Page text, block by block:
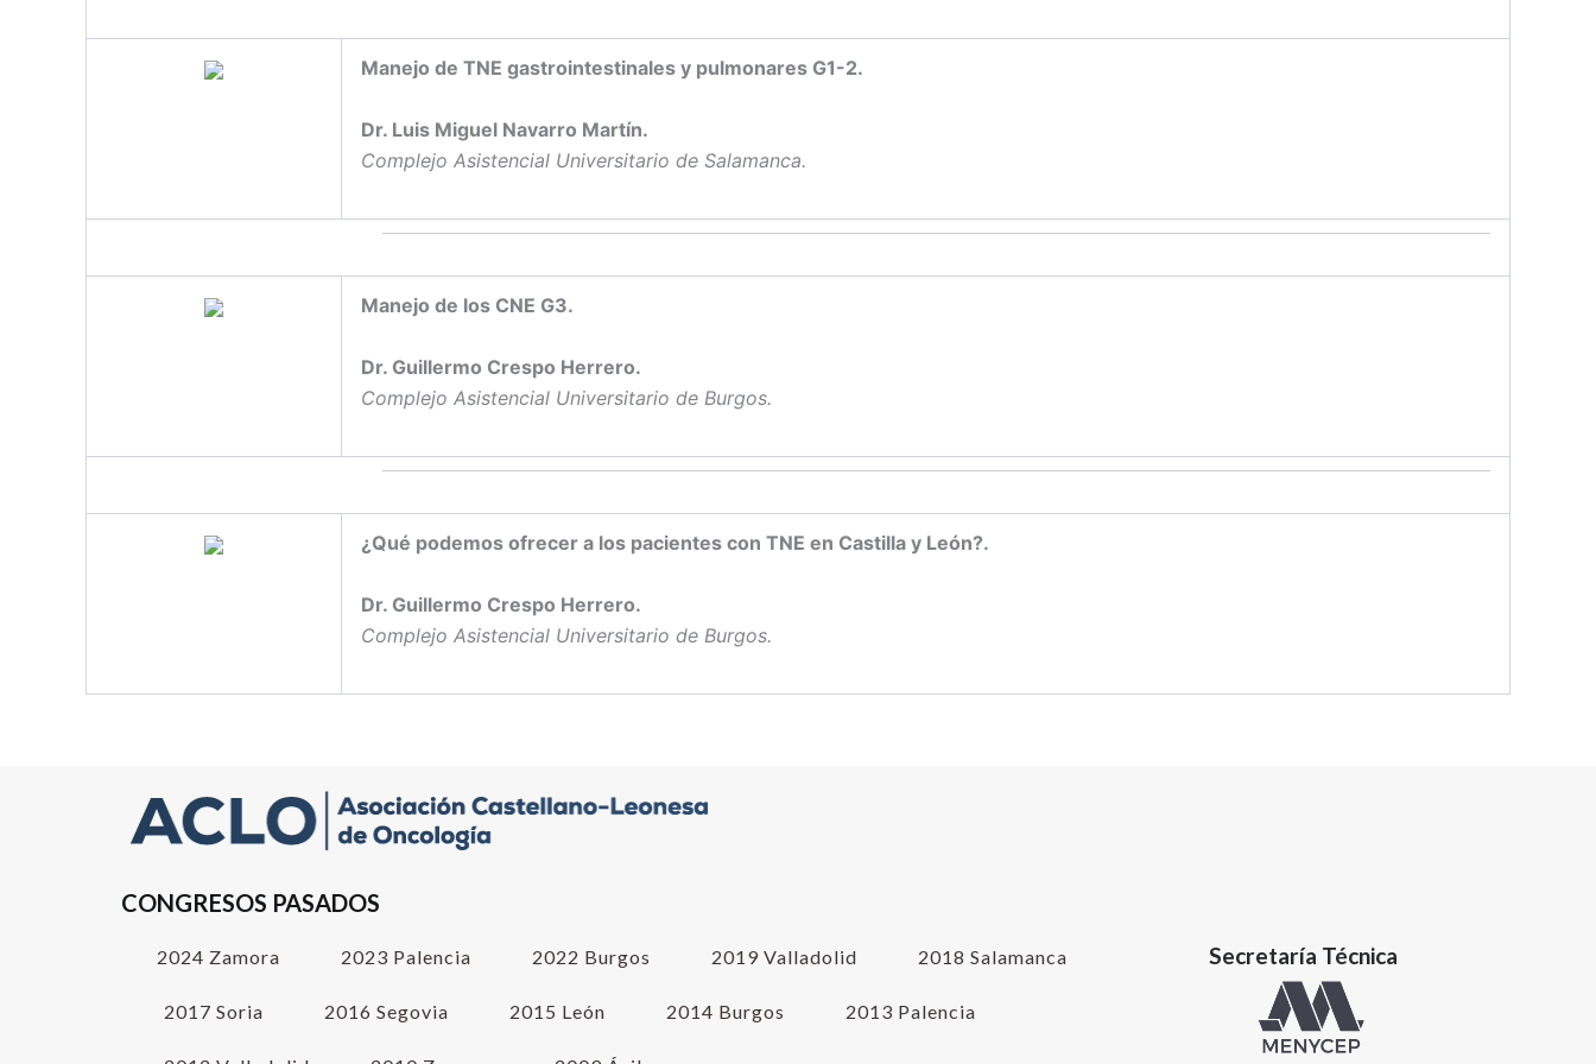
Manejo de TNE gastrointestinales y pulmonares G1-2.
Dr. Luis Miguel Navarro Martín.
Complejo Asistencial Universitario de Salamanca.
Manejo de los CNE G3.
Dr. Guillermo Crespo Herrero.
Complejo Asistencial Universitario de Burgos.
¿Qué podemos ofrecer a los pacientes con TNE en Castilla y León?.
Dr. Guillermo Crespo Herrero.
Complejo Asistencial Universitario de Burgos.
CONGRESOS PASADOS
2024 Zamora 2023 Palencia 2022 Burgos 2019 Valladolid 2018 Salamanca
2017 Soria 2016 Segovia 2015 León 2014 Burgos 2013 Palencia
Secretaría Técnica